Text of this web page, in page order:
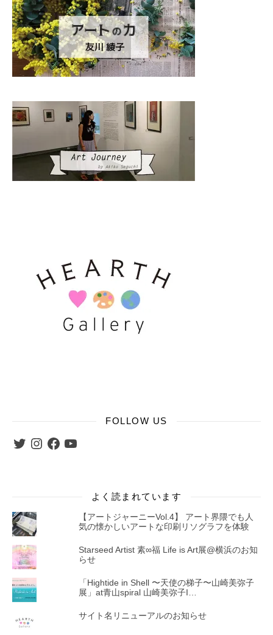
FOLLOW US
TwitterInstagram
FacebookYouTube
よく読まれています
【アートジャーニーVol.4】 アート界隈でも人
気の懐かしいアートな印刷リソグラフを体験
Starseed Artist 素∞福 Life is Art展@横浜のお知
らせ
「Hightide in Shell 〜天使の梯子〜山崎美弥子
展」at青山spiral 山崎美弥子I…
サイト名リニューアルのお知らせ